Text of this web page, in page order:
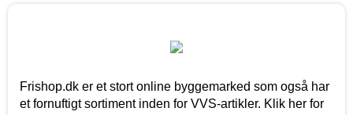
Frishop.dk er et stort online byggemarked som også har
et fornuftigt sortiment inden for VVS-artikler. Klik her for